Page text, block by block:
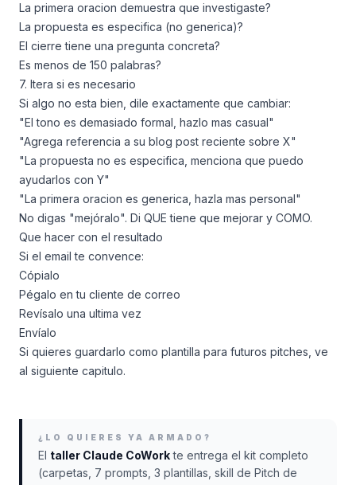
La primera oracion demuestra que investigaste?
La propuesta es especifica (no generica)?
El cierre tiene una pregunta concreta?
Es menos de 150 palabras?
7. Itera si es necesario
Si algo no esta bien, dile exactamente que cambiar:
"El tono es demasiado formal, hazlo mas casual"
"Agrega referencia a su blog post reciente sobre X"
"La propuesta no es especifica, menciona que puedo
ayudarlos con Y"
"La primera oracion es generica, hazla mas personal"
No digas "mejóralo". Di QUE tiene que mejorar y COMO.
Que hacer con el resultado
Si el email te convence:
Cópialo
Pégalo en tu cliente de correo
Revísalo una ultima vez
Envíalo
Si quieres guardarlo como plantilla para futuros pitches, ve
al siguiente capitulo.
¿LO QUIERES YA ARMADO?
El taller Claude CoWorkte entrega el kit completo
(carpetas, 7 prompts, 3 plantillas, skill de Pitch de